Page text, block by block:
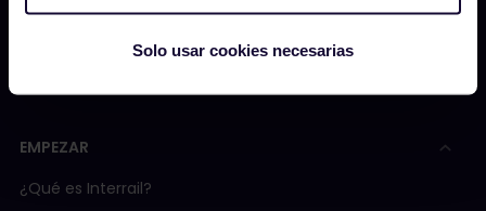
Solo usar cookies necesarias
Contenido patrocinado y de marca
Informe de impacto de Interrail
EMPEZAR
¿Qué es Interrail?